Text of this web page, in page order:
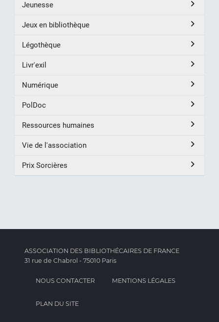
Jeunesse
Jeux en bibliothèque
Légothèque
Livr'exil
Numérique
PolDoc
Ressources humaines
Vie de l'association
Prix Sorcières
ASSOCIATION DES BIBLIOTHÉCAIRES DE FRANCE
31 rue de Chabrol - 75010 Paris
NOUS CONTACTER MENTIONS LÉGALES
PLAN DU SITE